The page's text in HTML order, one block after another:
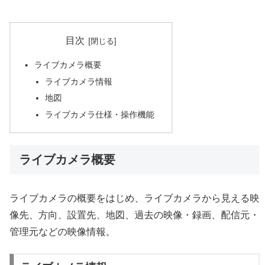
目次
ライブカメラ概要
ライブカメラ情報
地図
ライブカメラ仕様・操作機能
ライブカメラ概要
ライブカメラの概要をはじめ、ライブカメラから見える映
像先、方向、設置先、地図、過去の映像・録画、配信元・
管理元などの映像情報。